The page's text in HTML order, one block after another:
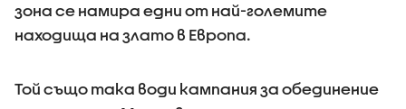
зона се намира едни от най-големите
находища на злато в Европа.
Той също така води кампания за обединение